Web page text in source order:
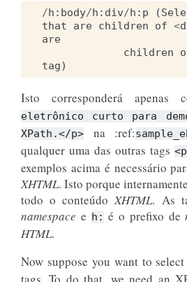
/h : body/h : div/h : p (
that
are children of <
are
children
tag)
Isto corresponderá apenas
eletrônico
curto para
XPath.</p>
na :ref:
qualquer uma das outras tags
exemplos acima é necessário
XHTML. Isto porque
todo o conteúdo XHTML. As
namespace e h: é o prefixo de
HTML.
Now suppose you want to
tags. To do that, we need an